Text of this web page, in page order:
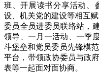
班、开展读书分享活动、
设、机关党的建设等相互
委员全员进委员联络站，
领导、一月一活动、一季
斗堡垒和党员委员先锋模
平台，带领政协委员与政
表等一起面对面协商。